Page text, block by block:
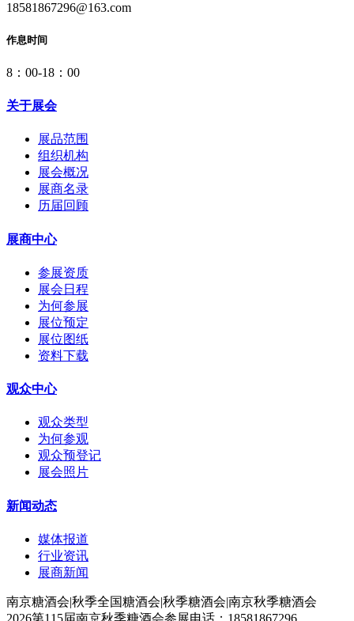
18581867296@163.com
作息时间
8：00-18：00
关于展会
展品范围
组织机构
展会概况
展商名录
历届回顾
展商中心
参展资质
展会日程
为何参展
展位预定
展位图纸
资料下载
观众中心
观众类型
为何参观
观众预登记
展会照片
新闻动态
媒体报道
行业资讯
展商新闻
南京糖酒会|秋季全国糖酒会|秋季糖酒会|南京秋季糖酒会
2026第115届南京秋季糖酒会参展电话：18581867296